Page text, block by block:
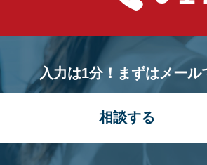
入力は1分！まずはメール
相談する